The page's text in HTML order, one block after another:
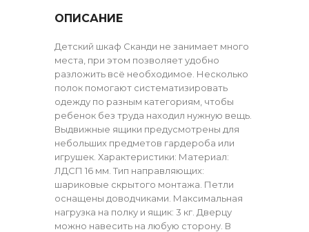
ОПИСАНИЕ
Детский шкаф Сканди не занимает много
места, при этом позволяет удобно
разложить всё необходимое. Несколько
полок помогают систематизировать
одежду по разным категориям, чтобы
ребенок без труда находил нужную вещь.
Выдвижные ящики предусмотрены для
небольших предметов гардероба или
игрушек. Характеристики: Материал:
ЛДСП 16 мм. Тип направляющих:
шариковые скрытого монтажа. Петли
оснащены доводчиками. Максимальная
нагрузка на полку и ящик: 3 кг. Дверцу
можно навесить на любую сторону. В